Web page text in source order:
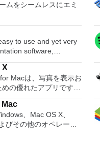
ムをシームレスにエミ
to use and yet very
software,
The Keynote
you with a massive
effects to ensure your
out from the crowd.
home, academic and
are over
themes to choose
X
Macは、写真を表示お
の優れたアプリです。
を簡単に表示できるツ
れています。 ユーザ
スの外観は基本的です
ーマを選択することが
、Mac OS X、
びその他のオペレーテ